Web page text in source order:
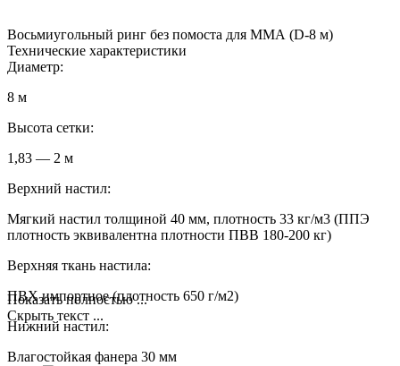
Восьмиугольный ринг без помоста для ММА (D-8 м)
Технические характеристики
Диаметр:
8 м
Высота сетки:
1,83 — 2 м
Верхний настил:
Мягкий настил толщиной 40 мм, плотность 33 кг/м3 (ППЭ
плотность эквивалентна плотности ПВВ 180-200 кг)
Верхняя ткань настила:
ПВХ импортное (плотность 650 г/м2)
Нижний настил:
Влагостойкая фанера 30 мм
Показать полностью ...
Скрыть текст ...